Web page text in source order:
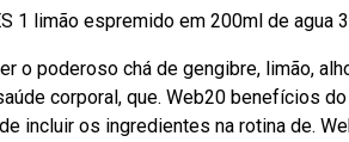
1 limão espremido em 200ml de
o poderoso chá de gengibre, limão,
corporal, que. Web20 benefícios
incluir os ingredientes na rotina de.